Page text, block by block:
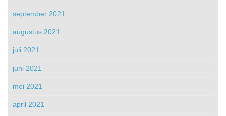
september 2021
augustus 2021
juli 2021
juni 2021
mei 2021
april 2021